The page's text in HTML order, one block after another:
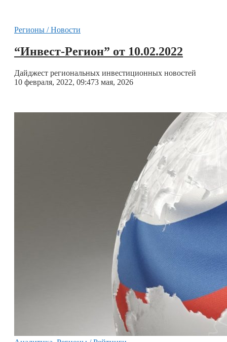
Регионы / Новости
“Инвест-Регион” от 10.02.2022
Дайджест региональных инвестиционных новостей
10 февраля, 2022, 09:473 мая, 2026